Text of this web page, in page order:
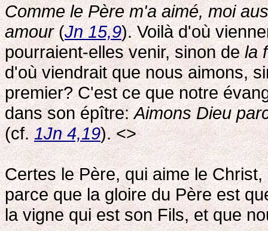
Comme le Père m'a aimé, moi
amour(Jn 15,9). Voilà d'où
pourraient-elles venir, sinon dela
d'où viendrait que nous aimons,
premier? C'est ce que notre
dans son épître:Aimons Dieu
(cf.1Jn 4,19). <>
Certes le Père, qui aime le
parce que la gloire du Père est
la vigne qui est son Fils, et que